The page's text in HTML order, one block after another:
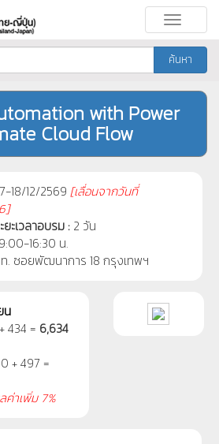
Toggle
ค้นหา
with Power
Cloud Flow
18/12/2569 [เลื่อนจากวันที่
ยะเวลาอบรม : 2 วัน
16:30 น.
. ซอยพัฒนาการ 18 กรุงเทพฯ
น
434 = 6,634
+ 497 =
ค่าเพิ่ม 7%